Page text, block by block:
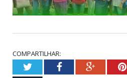
COMPARTILHAR:
TwitterFacebookGoogle+